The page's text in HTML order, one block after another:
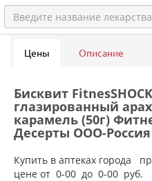
Цены Описание
Бисквит FitnesSHOCK
глазированный
карамель (50г)
Десерты ООО-
аптеках города Арти
Купить в аптеках города
цене от 0-00 до 0-00 руб.